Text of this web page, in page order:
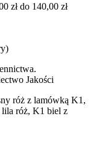
zł do 140,00 zł
Jakości
róż z lamówką K1,
róż, K1 biel z